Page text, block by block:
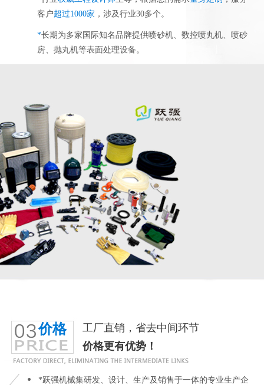
客户超过1000家 ，涉及行业30多个。
*长期为多家国际知名品牌提供喷砂机、数控喷丸机、喷砂
房、抛丸机等表面处理设备。
价格
工厂直销，省去中间环节
价格更有优势！
*跃强机械集研发、设计、生产及销售于一体的专业生产企